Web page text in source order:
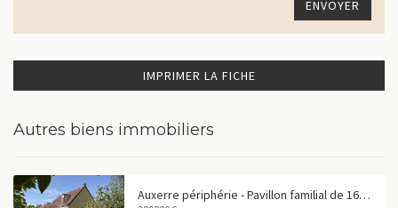
IMPRIMER LA FICHE
Autres biens immobiliers
Auxerre périphérie - Pavillon familial de 165 m² avec garage double